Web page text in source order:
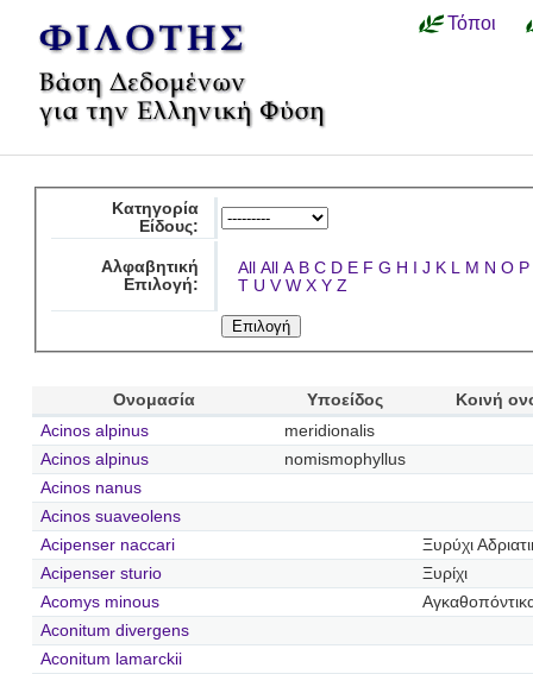
Τόποι
Κατηγορία
Είδους:
Αλφαβητική
Επιλογή:
All All A B C D E F G H I J K L M N O P
T U V W X Y Z
Ονομασία Υποείδος
Κοινή
Acinos alpinus
meridionalis
Acinos alpinus
nomismophyllus
Acinos nanus
Acinos suaveolens
Acipenser naccari
Ξυρύχι
Acipenser sturio
Ξυρίχι
Acomys minous
Aconitum divergens
Aconitum lamarckii